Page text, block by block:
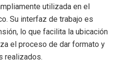
utilizada en el
Su interfaz de trabajo es
lo que facilita la ubicación
el proceso de dar formato y
realizados.